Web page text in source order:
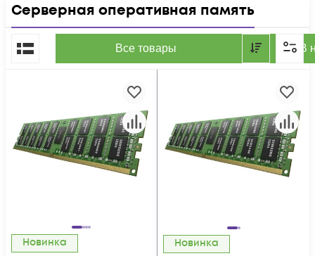
Серверная оперативная память
Все товары В
По популярности
Новинка Новинка